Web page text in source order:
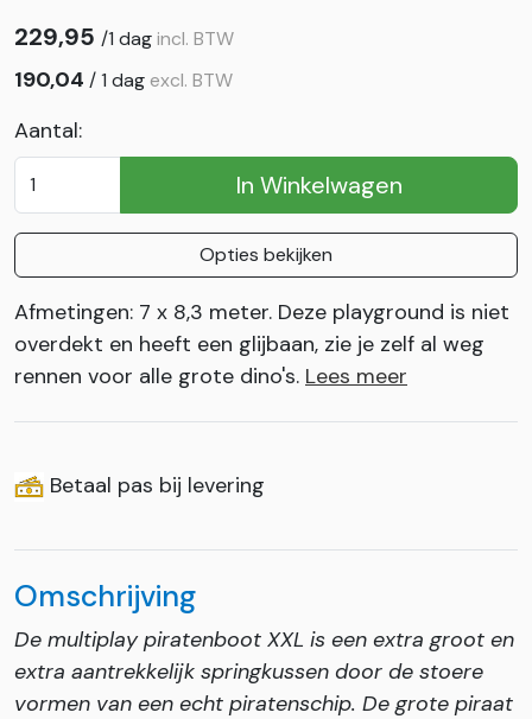
229,95 /1 dagincl. BTW
190,04 /1 dag excl. BTW
Aantal:
In Winkelwagen
Opties bekijken
Afmetingen: 7 x 8,3 meter. Deze playground is niet
overdekt en heeft een glijbaan, zie je zelf al weg
rennen voor alle grote dino's. Lees meer
Betaal pas bij levering
Omschrijving
De multiplay piratenboot XXL is een extra groot en
extra aantrekkelijk springkussen door de stoere
vormen van een echt piratenschip. De grote piraat